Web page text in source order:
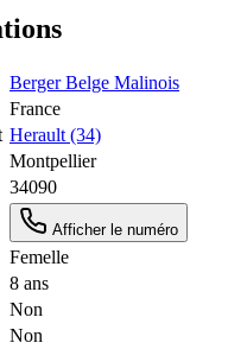
Berger Belge Malinois
France
Herault (34)
Montpellier
34090
Afficher le numéro
Femelle
8 ans
Non
Non